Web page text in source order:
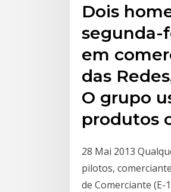
Dois
segunda-
em
das
O grupo
produtos
28 Mai 2013
pilotos,
de Comerciante